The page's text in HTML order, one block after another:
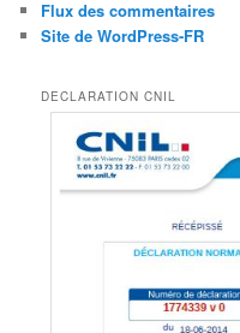
Flux des commentaires
Site de WordPress-FR
DECLARATION CNIL